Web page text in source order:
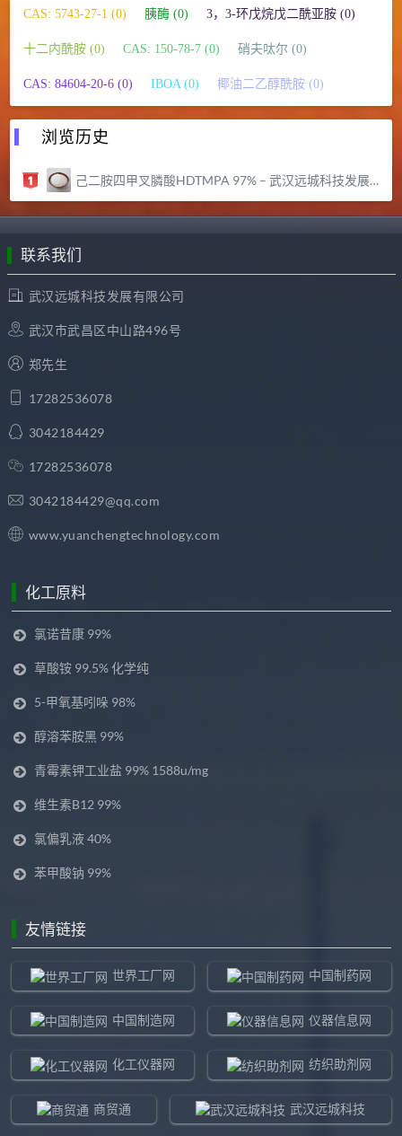
CAS: 5743-27-1 (0) 胰酶 (0) 3，3-环戊烷戊二酰亚胺 (0)
十二内酰胺 (0) CAS: 150-78-7 (0) 硝夫呔尔 (0)
CAS: 84604-20-6 (0) IBOA (0) 椰油二乙醇酰胺 (0)
浏览历史
己二胺四甲叉膦酸HDTMPA 97% – 武汉远城科技发展有限公司
联系我们
武汉远城科技发展有限公司
武汉市武昌区中山路496号
郑先生
17282536078
3042184429
17282536078
3042184429@qq.com
www.yuanchengtechnology.com
化工原料
氯诺昔康 99%
草酸铵 99.5% 化学纯
5-甲氧基吲哚 98%
醇溶苯胺黑 99%
青霉素钾工业盐 99% 1588u/mg
维生素B12 99%
氯偏乳液 40%
苯甲酸钠 99%
友情链接
世界工厂网 中国制药网
中国制造网 仪器信息网
化工仪器网 纺织助剂网
商贸通 武汉远城科技